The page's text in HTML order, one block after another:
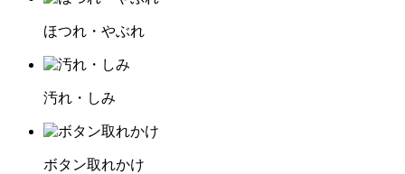
ほつれ・やぶれ
汚れ・しみ
ボタン取れかけ